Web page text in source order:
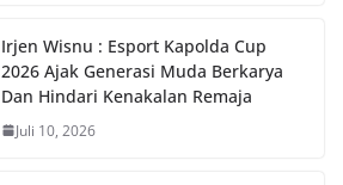
Irjen Wisnu : Esport Kapolda Cup
2026 Ajak Generasi Muda Berkarya
Dan Hindari Kenakalan Remaja
Juli 10, 2026